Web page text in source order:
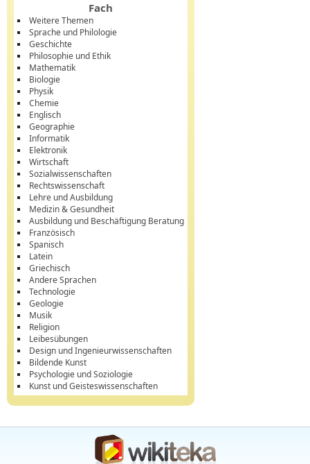
Fach
Weitere Themen
Sprache und Philologie
Geschichte
Philosophie und Ethik
Mathematik
Biologie
Physik
Chemie
Englisch
Geographie
Informatik
Elektronik
Wirtschaft
Sozialwissenschaften
Rechtswissenschaft
Lehre und Ausbildung
Medizin & Gesundheit
Ausbildung und Beschäftigung Beratung
Französisch
Spanisch
Latein
Griechisch
Andere Sprachen
Technologie
Geologie
Musik
Religion
Leibesübungen
Design und Ingenieurwissenschaften
Bildende Kunst
Psychologie und Soziologie
Kunst und Geisteswissenschaften